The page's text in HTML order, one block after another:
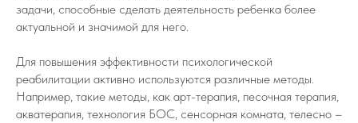
задачи, способные сделать деятельность ребенка более
актуальной и значимой для него.
Для повышения эффективности психологической
реабилитации активно используются различные методы.
Например, такие методы, как арт-терапия, песочная терапия,
акватерапия, технология БОС, сенсорная комната, телесно –